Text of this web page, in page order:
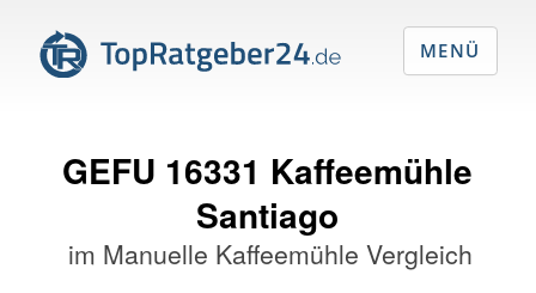
GEFU 16331 Kaffeemühle
Santiago
im Manuelle Kaffeemühle Vergleich
MENÜ